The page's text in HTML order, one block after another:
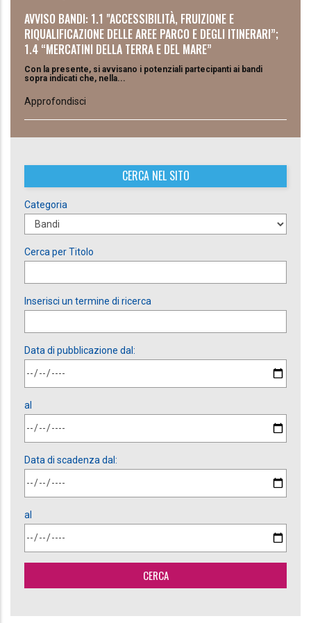
AVVISO BANDI: 1.1 "ACCESSIBILITÀ, FRUIZIONE E
RIQUALIFICAZIONE DELLE AREE PARCO E DEGLI ITINERARI”;
1.4 “MERCATINI DELLA TERRA E DEL MARE”
Con la presente, si avvisano i potenziali partecipanti ai bandi
sopra indicati che, nella...
Approfondisci
CERCA NEL SITO
Categoria
Cerca per Titolo
Inserisci un termine di ricerca
Data di pubblicazione dal:
al
Data di scadenza dal:
al